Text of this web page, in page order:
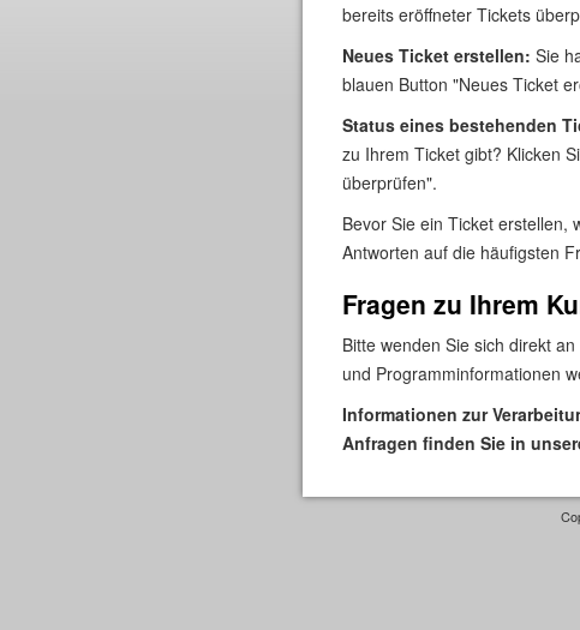
bereits eröffneter Tickets
Neues Ticket erstellen: Sie
blauen Button "Neues Ticket
Status eines bestehenden
zu Ihrem Ticket gibt? Klicken
überprüfen".
Bevor Sie ein Ticket erstellen,
Antworten auf die häufigsten
Fragen zu Ihrem
Bitte wenden Sie sich direkt
und Programminformationen
Informationen zur
Anfragen finden Sie in